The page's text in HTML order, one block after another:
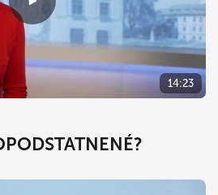
14:23